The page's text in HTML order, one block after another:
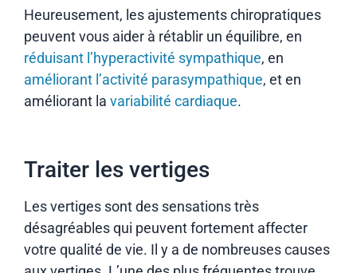
Heureusement, les ajustements chiropratiques
peuvent vous aider à rétablir un équilibre, en
réduisant l’hyperactivité sympathique, en
améliorant l’activité parasympathique, et en
améliorant la variabilité cardiaque.
Traiter les vertiges
Les vertiges sont des sensations très
désagréables qui peuvent fortement affecter
votre qualité de vie. Il y a de nombreuses causes